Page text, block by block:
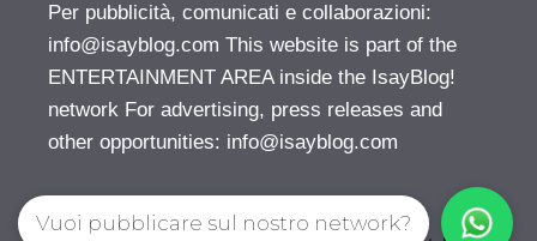
Per pubblicità, comunicati e collaborazioni:
info@isayblog.com This website is part of the
ENTERTAINMENT AREA inside the IsayBlog!
network For advertising, press releases and
other opportunities: info@isayblog.com
Vuoi pubblicare sul nostro network?